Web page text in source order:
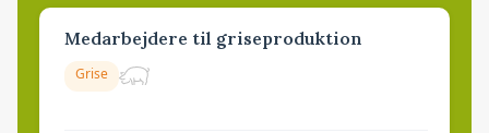
Medarbejdere til griseproduktion
Grise